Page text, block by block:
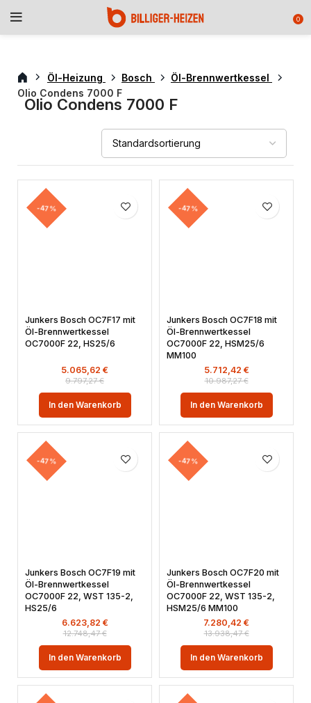
0
Öl-Heizung Bosch
Öl-Brennwertkessel
Olio Condens 7000 F
Olio Condens 7000 F
-47%
Junkers Bosch OC7F17 mit
Öl-Brennwertkessel
OC7000F 22, HS25/6
9.797,27€
5.065,62 €
In den Warenkorb
-47%
Junkers Bosch OC7F18 mit
Öl-Brennwertkessel
OC7000F 22, HSM25/6
MM100
10.987,27€
5.712,42 €
In den Warenkorb
-47%
Junkers Bosch OC7F19 mit
Öl-Brennwertkessel
OC7000F 22, WST 135-2,
HS25/6
12.748,47€
6.623,82 €
In den Warenkorb
-47%
Junkers Bosch OC7F20 mit
Öl-Brennwertkessel
OC7000F 22, WST 135-2,
HSM25/6 MM100
13.938,47€
7.280,42 €
In den Warenkorb